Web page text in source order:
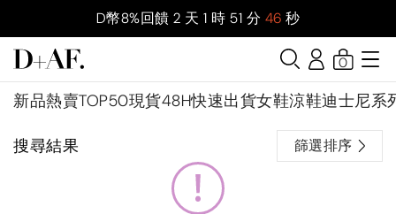
D幣8%回饋 2 天 1 時 51 分 45 秒
新品熱賣TOP50現貨48H快速出貨女鞋涼鞋迪士尼系
0
搜尋結果 篩選排序